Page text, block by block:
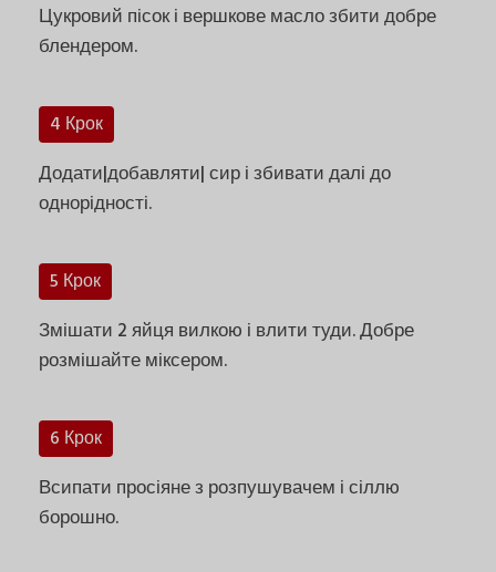
Цукровий пісок і вершкове масло збити добре
блендером.
4 Крок
Додати|добавляти| сир і збивати далі до
однорідності.
5 Крок
Змішати 2 яйця вилкою і влити туди. Добре
розмішайте міксером.
6 Крок
Всипати просіяне з розпушувачем і сіллю
борошно.